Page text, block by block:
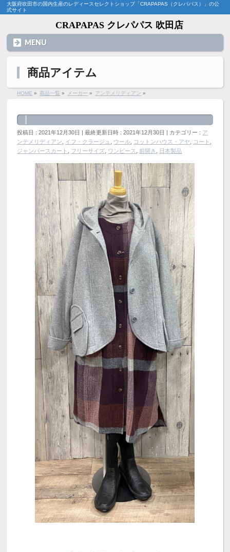
大阪府吹田市の国内生産のレディースセレクトショップ「CRAPAPAS（クレパパス）」の公
式サイト
CRAPAPAS クレパパス 吹田店
MENU
商品アイテム
HOME » 商品一覧 » メーカー » アンテメリディアン »
投稿日 : 2021年12月30日 最終更新日時 : 2021年12月30日 カテゴリー : ア
ンテメリディアン
イフ・クラージュ ウール コットンハウス・アヤ コート
ジャンパースカート
フリーサイズ ワンピース ,前開き 日本製品